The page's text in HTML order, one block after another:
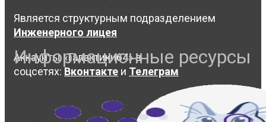
Является структурным подразделением
Инженерного лицея
Аккаунты «Галактики64» в
соцсетях: Вконтакте и Телеграм
Информационные ресурсы